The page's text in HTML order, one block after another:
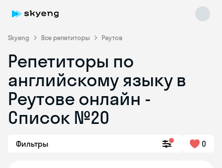
Skyeng Все репетиторы Реутов
Репетиторы по
английскому языку в
Реутове онлайн -
Список №20
Фильтры 0